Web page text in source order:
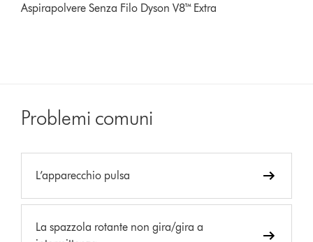
Aspirapolvere Senza Filo Dyson V8™ Extra
Problemi comuni
L’apparecchio pulsa
La spazzola rotante non gira/gira a